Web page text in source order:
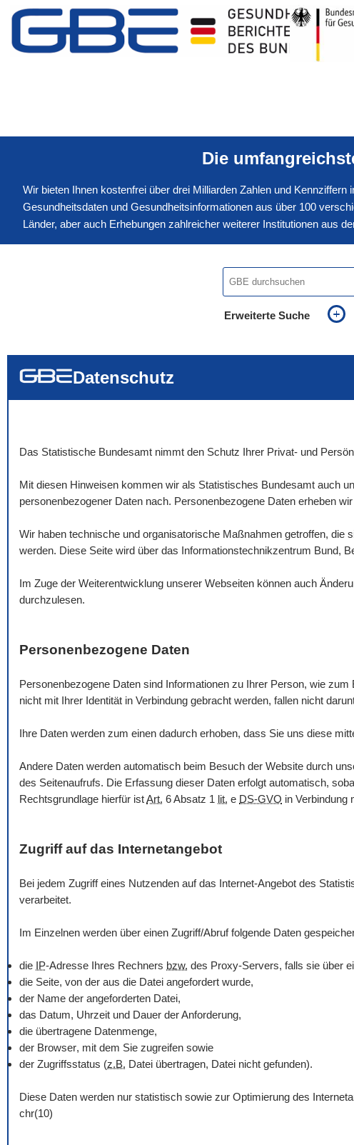
Die
Wir bieten Ihnen kostenfrei über drei Milliarden Zahlen und
Gesundheitsdaten und Gesundheitsinformationen aus über 100
Länder, aber auch Erhebungen zahlreicher weiterer Institutionen aus
Erweiterte Suche
Datenschutz
Das Statistische Bundesamt nimmt den Schutz Ihrer Privat- und
Mit diesen Hinweisen kommen wir als Statistisches Bundesamt auch
personenbezogener Daten nach. Personenbezogene Daten erheben
Wir haben technische und organisatorische Maßnahmen getroffen,
werden. Diese Seite wird über das Informationstechnikzentrum Bund,
Im Zuge der Weiterentwicklung unserer Webseiten können auch
durchzulesen.
Personenbezogene Daten
Personenbezogene Daten sind Informationen zu Ihrer Person, wie
nicht mit Ihrer Identität in Verbindung gebracht werden, fallen nicht
Ihre Daten werden zum einen dadurch erhoben, dass Sie uns diese
Andere Daten werden automatisch beim Besuch der Website durch
des Seitenaufrufs. Die Erfassung dieser Daten erfolgt automatisch,
Rechtsgrundlage hierfür istArt. 6 Absatz 1 lit. e DS-GVO in Verbindung
Zugriff auf das Internetangebot
Bei jedem Zugriff eines Nutzenden auf das Internet-Angebot des
verarbeitet.
Im Einzelnen werden über einen Zugriff/Abruf folgende Daten
die IP-Adresse Ihres Rechners bzw. des Proxy-Servers, falls sie über
die Seite, von der aus die Datei angefordert wurde,
der Name der angeforderten Datei,
das Datum, Uhrzeit und Dauer der Anforderung,
die übertragene Datenmenge,
der Browser, mit dem Sie zugreifen sowie
der Zugriffsstatus (z.B. Datei übertragen, Datei nicht gefunden).
Diese Daten werden nur statistisch sowie zur Optimierung des
chr(10)